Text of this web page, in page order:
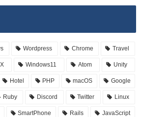
Wordpress Chrome Travel
Windows11 Atom Unity
Hotel PHP macOS Google
Ruby Discord Twitter Linux
SmartPhone Rails JavaScript